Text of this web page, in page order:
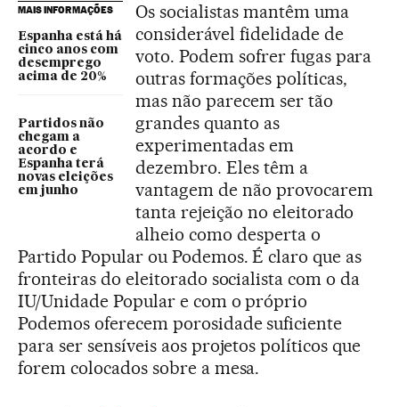
MAIS INFORMAÇÕES
Espanha está há
cinco anos com
desemprego
acima de 20%
Partidos não
chegam a
acordo e
Espanha terá
novas eleições
em junho
Os socialistas mantêm uma
considerável fidelidade de
voto. Podem sofrer fugas para
outras formações políticas,
mas não parecem ser tão
grandes quanto as
experimentadas em
dezembro. Eles têm a
vantagem de não provocarem
tanta rejeição no eleitorado
alheio como desperta o
Partido Popular ou Podemos. É claro que as
fronteiras do eleitorado socialista com o da
IU/Unidade Popular e com o próprio
Podemos oferecem porosidade suficiente
para ser sensíveis aos projetos políticos que
forem colocados sobre a mesa.